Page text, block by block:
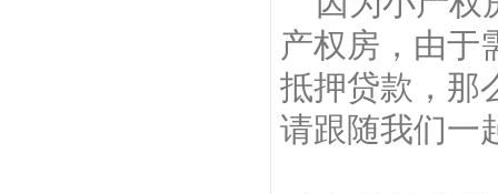
产权房，由于
抵押贷款，那
请跟随我们一